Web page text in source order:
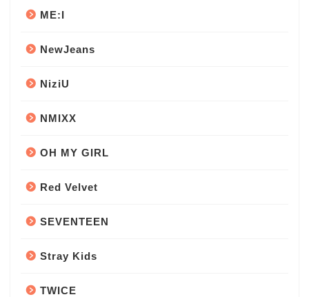
ME:I
NewJeans
NiziU
NMIXX
OH MY GIRL
Red Velvet
SEVENTEEN
Stray Kids
TWICE